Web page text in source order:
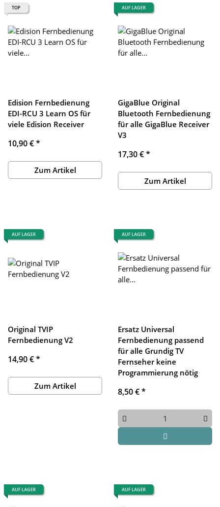
TOP
Edision Fernbedienung
EDI-RCU 3 Learn OS für
viele Edision Receiver
10,90 €*
Zum Artikel
AUF LAGER
GigaBlue Original
Bluetooth Fernbedienung
für alle GigaBlue Receiver
V3
17,30 €*
Zum Artikel
AUF LAGER
Original TVIP
Fernbedienung V2
14,90 €*
Zum Artikel
AUF LAGER
Ersatz Universal
Fernbedienung passend
für alle Grundig TV
Fernseher keine
Programmierung nötig
8,50 €*
AUF LAGER AUF LAGER